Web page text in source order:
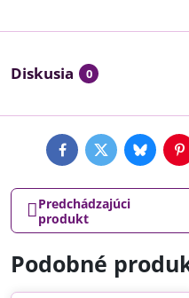
Diskusia 0
FacebookTwitterBluesky
Predchádzajúci
produkt
Podobné